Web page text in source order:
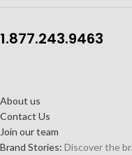
1.877.243.9463
About us
Contact Us
Join our team
Brand Stories: Discover the